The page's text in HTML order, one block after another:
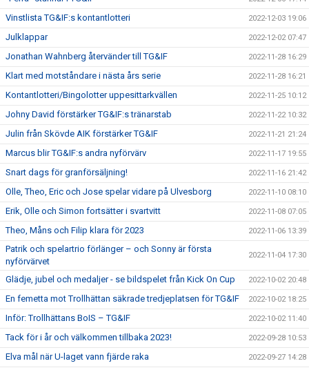
Vinstlista TG&IF:s kontantlotteri 2022-12-03 19:06
Julklappar 2022-12-02 07:47
Jonathan Wahnberg återvänder till TG&IF 2022-11-28 16:29
Klart med motståndare i nästa års serie 2022-11-28 16:21
Kontantlotteri/Bingolotter uppesittarkvällen 2022-11-25 10:12
Johny David förstärker TG&IF:s tränarstab 2022-11-22 10:32
Julin från Skövde AIK förstärker TG&IF 2022-11-21 21:24
Marcus blir TG&IF:s andra nyförvärv 2022-11-17 19:55
Snart dags för granförsäljning! 2022-11-16 21:42
Olle, Theo, Eric och Jose spelar vidare på Ulvesborg 2022-11-10 08:10
Erik, Olle och Simon fortsätter i svartvitt 2022-11-08 07:05
Theo, Måns och Filip klara för 2023 2022-11-06 13:39
Patrik och spelartrio förlänger – och Sonny är första
nyförvärvet
2022-11-04 17:30
Glädje, jubel och medaljer - se bildspelet från Kick On Cup 2022-10-02 20:48
En femetta mot Trollhättan säkrade tredjeplatsen för TG&IF 2022-10-02 18:25
Inför: Trollhättans BoIS – TG&IF 2022-10-02 11:40
Tack för i år och välkommen tillbaka 2023! 2022-09-28 10:53
Elva mål när U-laget vann fjärde raka 2022-09-27 14:28